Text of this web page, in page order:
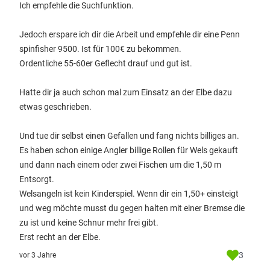
Ich empfehle die Suchfunktion.
Jedoch erspare ich dir die Arbeit und empfehle dir eine Penn
spinfisher 9500. Ist für 100€ zu bekommen.
Ordentliche 55-60er Geflecht drauf und gut ist.
Hatte dir ja auch schon mal zum Einsatz an der Elbe dazu
etwas geschrieben.
Und tue dir selbst einen Gefallen und fang nichts billiges an.
Es haben schon einige Angler billige Rollen für Wels gekauft
und dann nach einem oder zwei Fischen um die 1,50 m
Entsorgt.
Welsangeln ist kein Kinderspiel. Wenn dir ein 1,50+ einsteigt
und weg möchte musst du gegen halten mit einer Bremse die
zu ist und keine Schnur mehr frei gibt.
Erst recht an der Elbe.
vor 3 Jahre 3